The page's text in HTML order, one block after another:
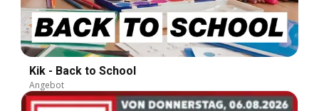
Kik - Back to School
Angebot